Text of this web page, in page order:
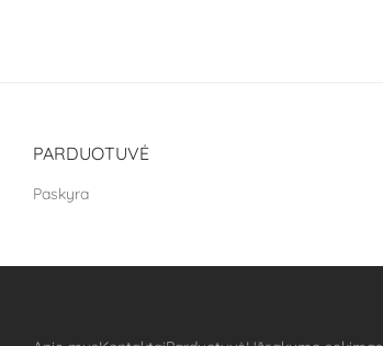
Treat It Green
VitaminSea
PARDUOTUVĖ
Paskyra